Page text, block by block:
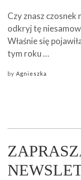
Czy znasz czosnek
odkryj tę
Właśnie się
tym roku …
by Agnieszka